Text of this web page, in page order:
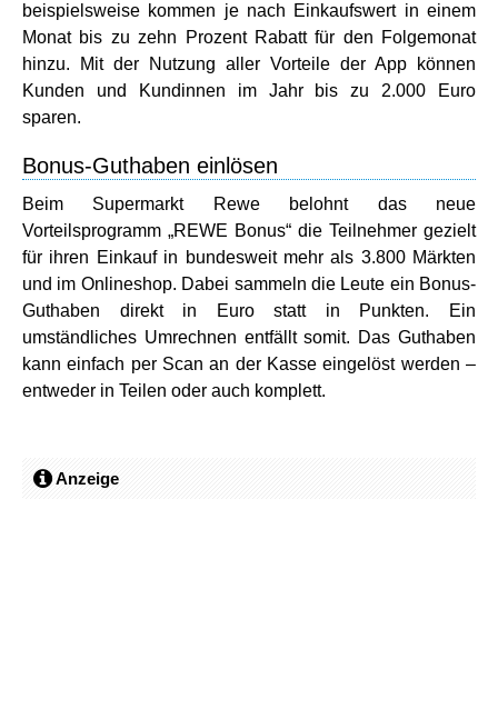
beispielsweise kommen je nach Einkaufswert in einem
Monat bis zu zehn Prozent Rabatt für den Folgemonat
hinzu. Mit der Nutzung aller Vorteile der App können
Kunden und Kundinnen im Jahr bis zu 2.000 Euro
sparen.
Bonus-Guthaben einlösen
Beim Supermarkt Rewe belohnt das neue
Vorteilsprogramm „REWE Bonus“ die Teilnehmer gezielt
für ihren Einkauf in bundesweit mehr als 3.800 Märkten
und im Onlineshop. Dabei sammeln die Leute ein Bonus-
Guthaben direkt in Euro statt in Punkten. Ein
umständliches Umrechnen entfällt somit. Das Guthaben
kann einfach per Scan an der Kasse eingelöst werden –
entweder in Teilen oder auch komplett.
Anzeige